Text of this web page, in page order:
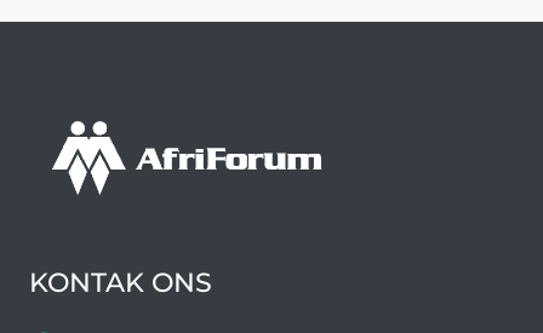
KONTAK ONS